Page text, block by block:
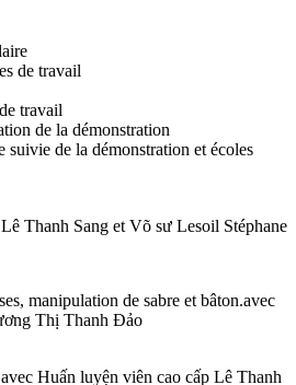
de travail
travail
de la démonstration
suivie de la démonstration et écoles
Thanh Sang et Võ sư Lesoil Stéphane
manipulation de sabre et bâton.avec
Thị Thanh Đảo
Huấn luyện viên cao cấp Lê Thanh